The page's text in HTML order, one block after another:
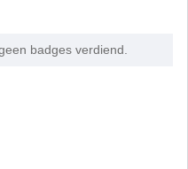
badges verdiend.